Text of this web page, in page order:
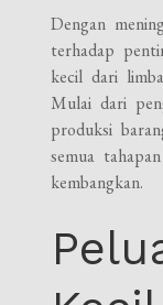
Dengan
terhadap
kecil dari
Mulai dari
produksi
semua
kembangkan.